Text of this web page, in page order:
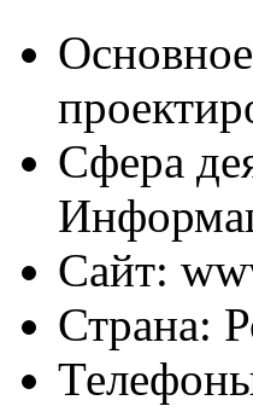
Сфера
Сайт:
Страна: